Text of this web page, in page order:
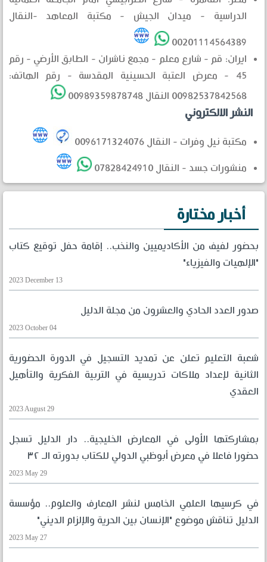
الدراسية - ميدان الجيش - مكتبة المعاهد -النقال
00201114564389
ايران: قم - شارع معلم - مجمع ناشران - الطابق الأرضي - رقم
45 - معرض العتبة الحسينية المقدسة - رقم الهاتف:
00982537842568 النقال 00989359878748
النشر الالكتروني
مكتبة نيل وفرات - النقال 0096171324076
منشورات جسد - النقال 07828424910
أخبار مختارة
بحضور لفيف من الأكاديميين والنخب.. إقامة حفل توقيع كتاب
"الإلهيات والفيزياء"
2023 December 13
صدور العدد الحادي والعشرون من مجلة الدليل
2023 October 04
شعبة التعليم تعلن عن تمديد التسجيل في الدورة الحضورية
الثانية لإعداد ملاكات تدريسية في التربية الفكرية والتأهيل
العقدي
2023 August 29
بمشاركتها الأولى في المعارض الخليجية.. دار الدليل تسجل
حضورا فاعلا في معرض أبوظبي الدولي للكتاب بدورته الـ ٣٢
2023 May 29
في كرسيها العلمي الخامس لنشر المعارف والعلوم.. مؤسسة
الدليل تناقش موضوع "الإنسان بين الحرية والإلزام الديني"
2023 May 27